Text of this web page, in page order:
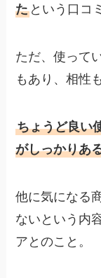
た という口コ
ただ、使って
もあり、相性
ちょうど良い
がしっかりあ
他に気になる
ないという内
アとのこと。